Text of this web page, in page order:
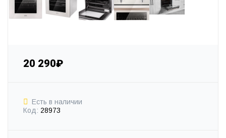
20 290₽
Есть в наличии
Код: 28973